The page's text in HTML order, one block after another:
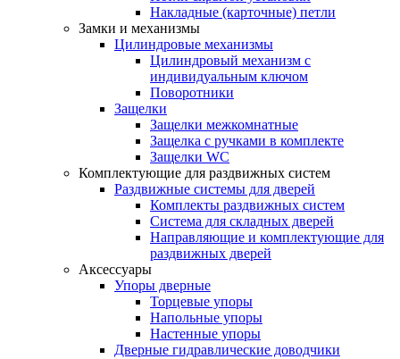
Накладные (карточные) петли
Замки и механизмы
Цилиндровые механизмы
Цилиндровый механизм с
индивидуальным ключом
Поворотники
Защелки
Защелки межкомнатные
Защелка с ручками в комплекте
Защелки WC
Комплектующие для раздвижных систем
Раздвижные системы для дверей
Комплекты раздвижных систем
Система для складных дверей
Направляющие и комплектующие для
раздвижных дверей
Аксессуары
Упоры дверные
Торцевые упоры
Напольные упоры
Настенные упоры
Дверные гидравлические доводчики